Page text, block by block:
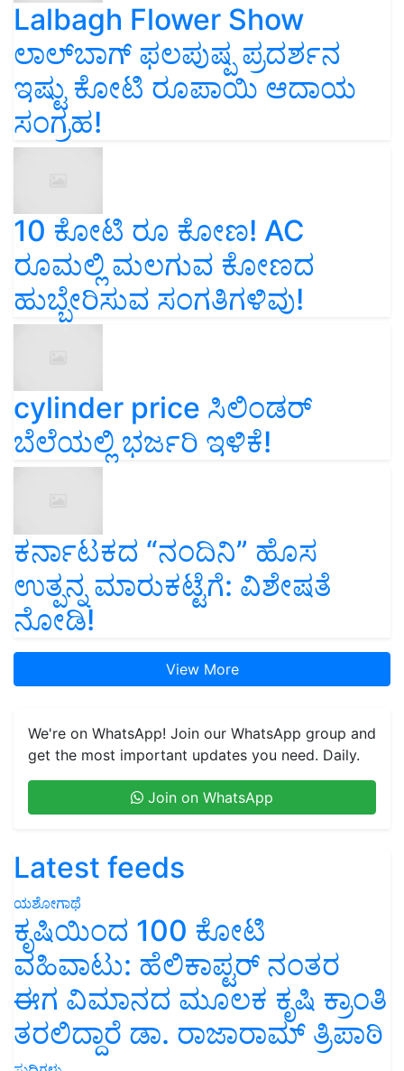
Lalbagh Flower Show
ಲಾಲ್‌ಬಾಗ್ ಫಲಪುಷ್ಪ ಪ್ರದರ್ಶನ
ಇಷ್ಟು ಕೋಟಿ ರೂಪಾಯಿ ಆದಾಯ
ಸಂಗ್ರಹ!
10 ಕೋಟಿ ರೂ ಕೋಣ! AC
ರೂಮಲ್ಲಿ ಮಲಗುವ ಕೋಣದ
ಹುಬ್ಬೇರಿಸುವ ಸಂಗತಿಗಳಿವು!
cylinder price ಸಿಲಿಂಡರ್‌
ಬೆಲೆಯಲ್ಲಿ ಭರ್ಜರಿ ಇಳಿಕೆ!
ಕರ್ನಾಟಕದ “ನಂದಿನಿ” ಹೊಸ
ಉತ್ಪನ್ನ ಮಾರುಕಟ್ಟೆಗೆ: ವಿಶೇಷತೆ
ನೋಡಿ!
View More
We're on WhatsApp! Join our WhatsApp group and
get the most important updates you need. Daily.
Join on WhatsApp
Latest feeds
ಯಶೋಗಾಥೆ
ಕೃಷಿಯಿಂದ 100 ಕೋಟಿ
ವಹಿವಾಟು: ಹೆಲಿಕಾಪ್ಟರ್ ನಂತರ
ಈಗ ವಿಮಾನದ ಮೂಲಕ ಕೃಷಿ ಕ್ರಾಂತಿ
ತರಲಿದ್ದಾರೆ ಡಾ. ರಾಜಾರಾಮ್ ತ್ರಿಪಾಠಿ